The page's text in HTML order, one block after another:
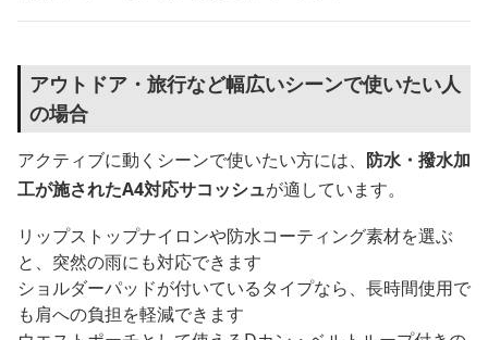
アウトドア・旅行など幅広いシーンで使いたい人
の場合
アクティブに動くシーンで使いたい方には、 防水・撥水加
工が施されたA4対応サコッシュが適しています。
リップストップナイロンや防水コーティング素材を選ぶ
と、突然の雨にも対応できます
ショルダーパッドが付いているタイプなら、長時間使用で
も肩への負担を軽減できます